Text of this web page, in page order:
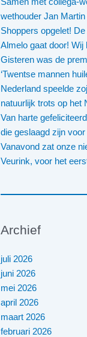
wethouder Jan
Shoppers opgelet!
Almelo gaat door!
Gisteren was de
‘Twentse mannen
Nederland speelde
natuurlijk trots op het
Van harte
die geslaagd zijn
Vanavond zat onze
Veurink, voor het
Archief
juli 2026
juni 2026
mei 2026
april 2026
maart 2026
februari 2026